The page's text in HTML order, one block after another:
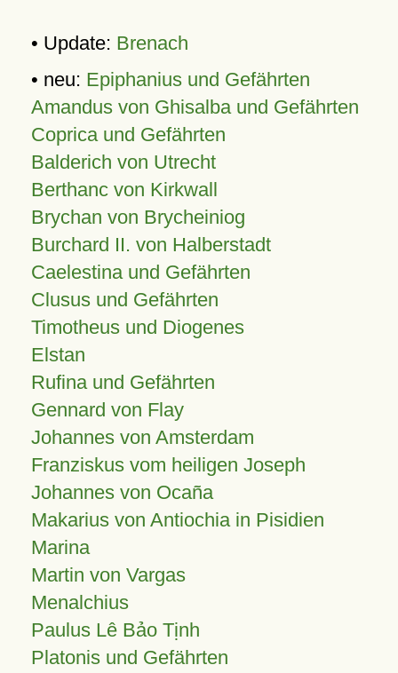
• Update: Brenach
• neu: Epiphanius und Gefährten
Amandus von Ghisalba und Gefährten
Coprica und Gefährten
Balderich von Utrecht
Berthanc von Kirkwall
Brychan von Brycheiniog
Burchard II. von Halberstadt
Caelestina und Gefährten
Clusus und Gefährten
Timotheus und Diogenes
Elstan
Rufina und Gefährten
Gennard von Flay
Johannes von Amsterdam
Franziskus vom heiligen Joseph
Johannes von Ocaña
Makarius von Antiochia in Pisidien
Marina
Martin von Vargas
Menalchius
Paulus Lê Bảo Tịnh
Platonis und Gefährten